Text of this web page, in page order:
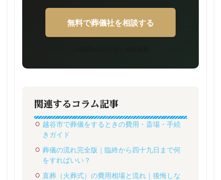
無料で葬儀社を相談する
関連するコラム記事
越谷市で葬儀をするときの費用・斎場・手続
きガイド
葬儀の流れ完全版｜臨終から四十九日まで何
をすればいい？
直葬（火葬式）の費用相場と流れ｜後悔しな